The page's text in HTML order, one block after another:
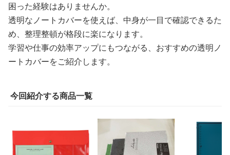
困った経験はありませんか。
透明なノートカバーを使えば、中身が一目で確認できるた
め、整理整頓が格段に楽になります。
学習や仕事の効率アップにもつながる、おすすめの透明ノ
ートカバーをご紹介します。
今回紹介する商品一覧